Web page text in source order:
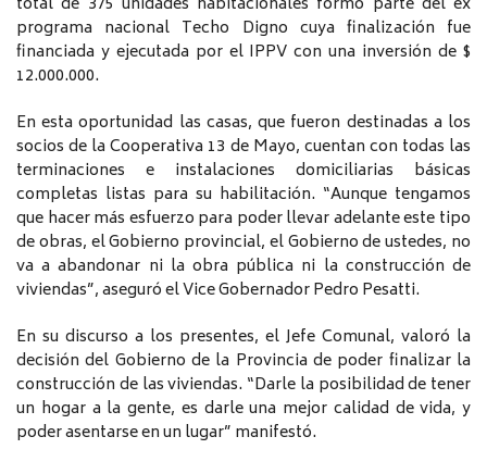
programa nacional Techo Digno cuya finalización fue
financiada y ejecutada por el IPPV con una inversión de $
12.000.000.
En esta oportunidad las casas, que fueron destinadas a los
socios de la Cooperativa 13 de Mayo, cuentan con todas las
terminaciones e instalaciones domiciliarias básicas
completas listas para su habilitación. “Aunque tengamos
que hacer más esfuerzo para poder llevar adelante este tipo
de obras, el Gobierno provincial, el Gobierno de ustedes, no
va a abandonar ni la obra pública ni la construcción de
viviendas”, aseguró el Vice Gobernador Pedro Pesatti.
En su discurso a los presentes, el Jefe Comunal, valoró la
decisión del Gobierno de la Provincia de poder finalizar la
construcción de las viviendas. “Darle la posibilidad de tener
un hogar a la gente, es darle una mejor calidad de vida, y
poder asentarse en un lugar” manifestó.